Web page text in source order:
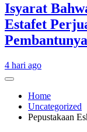
Isyarat
Estafet
Pembantunya
4 hari ago
Home
Uncategorized
Pepustakaan